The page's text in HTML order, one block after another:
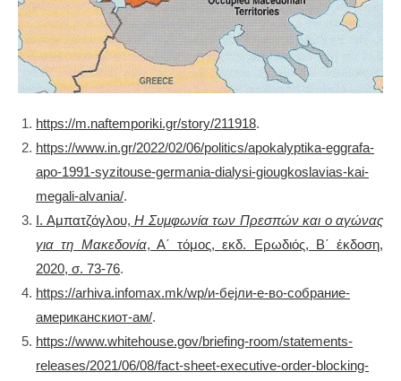
https://m.naftemporiki.gr/story/211918.
https://www.in.gr/2022/02/06/politics/apokalyptika-eggrafa-
apo-1991-syzitouse-germania-dialysi-giougkoslavias-kai-
megali-alvania/.
Ι. Αμπατζόγλου, Η Συμφωνία των Πρεσπών και ο αγώνας
για τη Μακεδονία, Α΄ τόμος, εκδ. Ερωδιός, Β΄ έκδοση,
2020, σ. 73-76.
https://arhiva.infomax.mk/wp/и-бејли-е-во-собрание-
американскиот-ам/.
https://www.whitehouse.gov/briefing-room/statements-
releases/2021/06/08/fact-sheet-executive-order-blocking-